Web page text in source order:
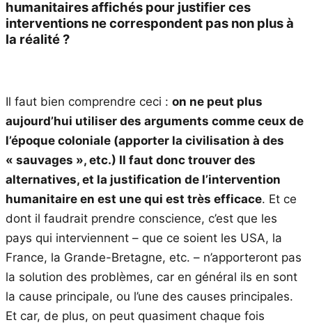
humanitaires affichés pour justifier ces
interventions ne correspondent pas non plus à
la réalité ?
Il faut bien comprendre ceci : on ne peut plus
aujourd’hui utiliser des arguments comme ceux de
l’époque coloniale (apporter la civilisation à des
« sauvages », etc.) Il faut donc trouver des
alternatives, et la justification de l’intervention
humanitaire en est une qui est très efficace. Et ce
dont il faudrait prendre conscience, c’est que les
pays qui interviennent – que ce soient les USA, la
France, la Grande-Bretagne, etc. – n’apporteront pas
la solution des problèmes, car en général ils en sont
la cause principale, ou l’une des causes principales.
Et car, de plus, on peut quasiment chaque fois